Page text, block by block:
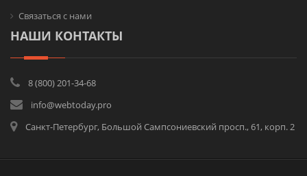
Связаться с нами
НАШИ КОНТАКТЫ
8 (800) 201-34-68
info@webtoday.pro
Санкт-Петербург, Большой Сампсониевский просп., 61, корп. 2